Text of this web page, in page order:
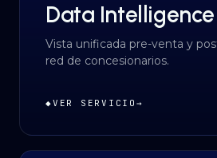
Data Intelligence
Vista unificada pre-venta y
red de concesionarios.
◆VER SERVICIO →